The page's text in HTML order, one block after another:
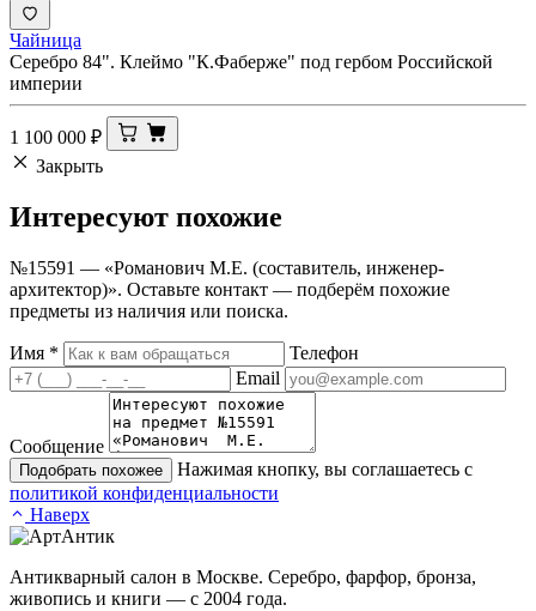
Чайница
Серебро 84". Клеймо "К.Фаберже" под гербом Российской
империи
1 100 000 ₽
Закрыть
Интересуют похожие
№15591 — «Романович М.Е. (составитель, инженер-
архитектор)». Оставьте контакт — подберём похожие
предметы из наличия или поиска.
Имя *
Телефон
Email
Сообщение
Подобрать похожее
Нажимая кнопку, вы соглашаетесь с
политикой конфиденциальности
Наверх
Антикварный салон в Москве. Серебро, фарфор, бронза,
живопись и книги — с 2004 года.